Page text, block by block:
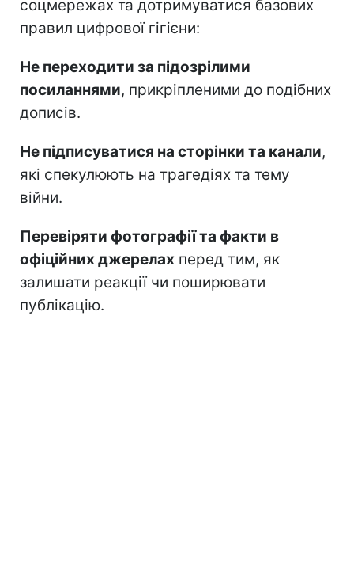
соцмережах та дотримуватися базових
правил цифрової гігієни:
Не переходити за підозрілими
посиланнями, прикріпленими до подібних
дописів.
Не підписуватися на сторінки та канали,
які спекулюють на трагедіях та тему
війни.
Перевіряти фотографії та факти в
офіційних джерелах перед тим, як
залишати реакції чи поширювати
публікацію.